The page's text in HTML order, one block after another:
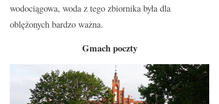
wodociągowa, woda z tego zbiornika była dla
oblężonych bardzo ważna.
Gmach poczty